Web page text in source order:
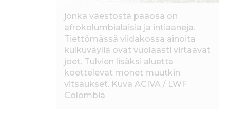
jonka väestöstä pääosa on
afrokolumbialaisia ja intiaaneja.
Tiettömässä viidakossa ainoita
kulkuväyliä ovat vuolaasti virtaavat
joet. Tulvien lisäksi aluetta
koettelevat monet muutkin
vitsaukset. Kuva ACIVA / LWF
Colombia